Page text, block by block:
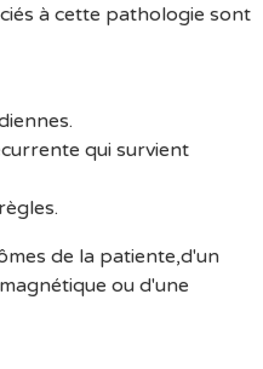
à cette pathologie sont
qui survient
de la patiente,d'un
ou d'une